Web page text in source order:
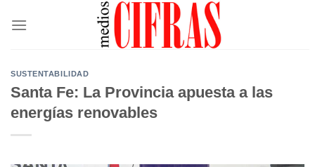
SUSTENTABILIDAD
Santa Fe: La Provincia apuesta a las
energías renovables